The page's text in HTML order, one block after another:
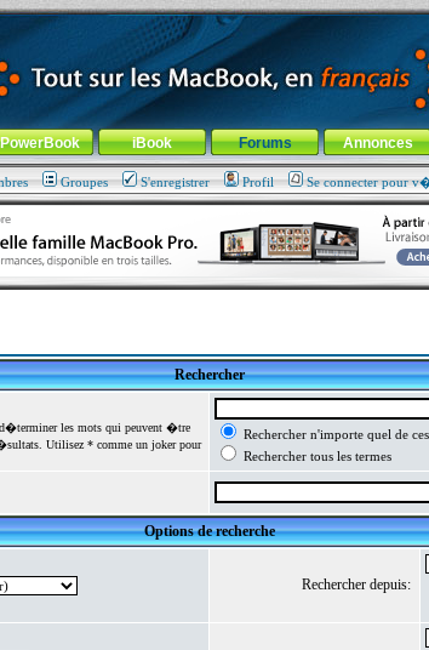
Aller au menu de la rubrique
PowerBook iBook Forums Annonces
Groupes S'enregistrer Profil Se connecter pour
Rechercher
les mots qui peuvent �tre
Utilisez * comme un joker pour
Rechercher n'importe quel de
Rechercher tous les termes
Options de recherche
Rechercher depuis: